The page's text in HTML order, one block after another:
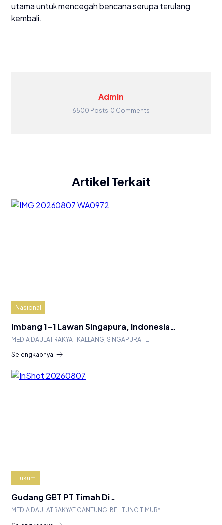
utama untuk mencegah bencana serupa terulang
kembali.
Admin
6500 Posts 0 Comments
Artikel Terkait
Nasional
Imbang 1-1 Lawan Singapura, Indonesia…
MEDIA DAULAT RAKYAT KALLANG, SINGAPURA –…
Selengkapnya
Hukum
Gudang GBT PT Timah Di…
MEDIA DAULAT RAKYAT GANTUNG, BELITUNG TIMUR*…